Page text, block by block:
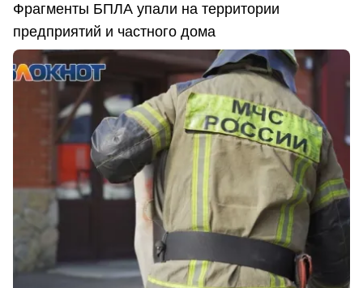
Фрагменты БПЛА упали на территории
предприятий и частного дома